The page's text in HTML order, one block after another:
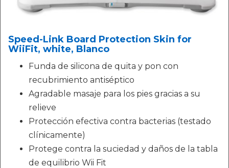
Speed-Link Board Protection Skin for
WiiFit, white, Blanco
Funda de silicona de quita y pon con
recubrimiento antiséptico
Agradable masaje para los pies gracias a su
relieve
Protección efectiva contra bacterias (testado
clínicamente)
Protege contra la suciedad y daños de la tabla
de equilibrio Wii Fit